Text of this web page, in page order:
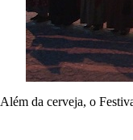
Além da cerveja, o